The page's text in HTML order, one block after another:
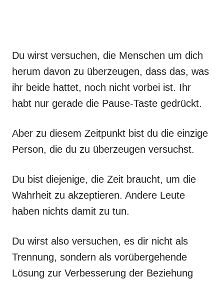
Du wirst versuchen, die Menschen um dich
herum davon zu überzeugen, dass das, was
ihr beide hattet, noch nicht vorbei ist. Ihr
habt nur gerade die Pause-Taste gedrückt.
Aber zu diesem Zeitpunkt bist du die einzige
Person, die du zu überzeugen versuchst.
Du bist diejenige, die Zeit braucht, um die
Wahrheit zu akzeptieren. Andere Leute
haben nichts damit zu tun.
Du wirst also versuchen, es dir nicht als
Trennung, sondern als vorübergehende
Lösung zur Verbesserung der Beziehung